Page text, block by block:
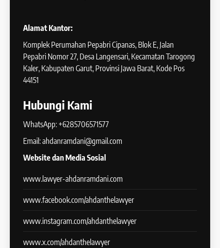
Alamat Kantor:
Komplek Perumahan Pepabri Cipanas, Blok E, Jalan
Pepabri Nomor 27, Desa Langensari, Kecamatan Tarogong
Kaler, Kabupaten Garut, Provinsi Jawa Barat, Kode Pos
44151
Hubungi Kami
WhatsApp: +6285706571577
Email: ahdanramdani@gmail.com
Website dan Media Sosial
www.lawyer-ahdanramdani.com
www.facebook.com/ahdanthelawyer
www.instagram.com/ahdanthelawyer
www.x.com/ahdanthelawyer